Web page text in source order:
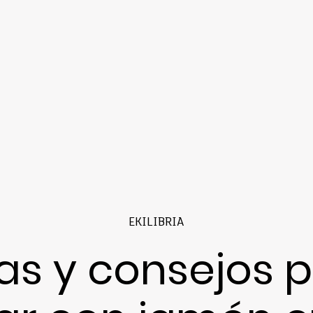
EKILIBRIA
y consejos